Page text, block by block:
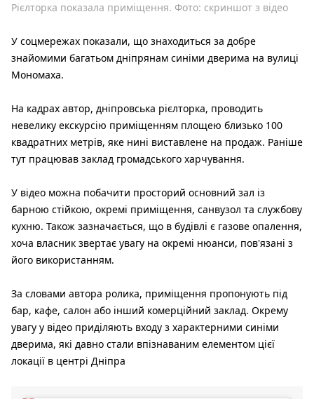
Рієлторка показала приміщення. Фото: скриншот з відео
У соцмережах показали, що знаходиться за добре
знайомими багатьом дніпрянам синіми дверима на вулиці
Мономаха.
На кадрах автор, дніпровська рієлторка, проводить
невелику екскурсію приміщенням площею близько 100
квадратних метрів, яке нині виставлене на продаж. Раніше
тут працював заклад громадського харчування.
У відео можна побачити просторий основний зал із
барною стійкою, окремі приміщення, санвузол та службову
кухню. Також зазначається, що в будівлі є газове опалення,
хоча власник звертає увагу на окремі нюанси, пов'язані з
його використанням.
За словами автора ролика, приміщення пропонують під
бар, кафе, салон або інший комерційний заклад. Окрему
увагу у відео приділяють входу з характерними синіми
дверима, які давно стали впізнаваним елементом цієї
локації в центрі Дніпра